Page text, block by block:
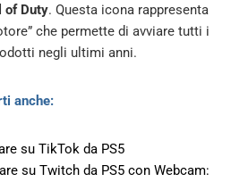
of Duty. Questa icona rappresenta
che permette di avviare tutti i
negli ultimi anni.
anche:
su TikTok da PS5
su Twitch da PS5 con Webcam: